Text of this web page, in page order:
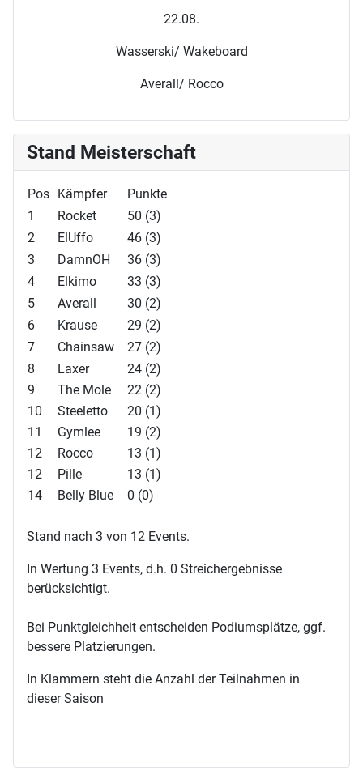
22.08.
Wasserski/ Wakeboard
Averall/ Rocco
Stand Meisterschaft
Pos Kämpfer
Punkte
1
Rocket
50 (3)
2
ElUffo
46 (3)
3
DamnOH
36 (3)
4
Elkimo
33 (3)
5
Averall
30 (2)
6
Krause
29 (2)
7
Chainsaw
27 (2)
8
Laxer
24 (2)
9
The Mole
22 (2)
10
Steeletto
20 (1)
11
Gymlee
19 (2)
12
Rocco
13 (1)
12
Pille
13 (1)
14
Belly Blue 0 (0)
Stand nach 3 von 12 Events.
In Wertung 3 Events, d.h. 0 Streichergebnisse
berücksichtigt.
Bei Punktgleichheit entscheiden Podiumsplätze, ggf.
bessere Platzierungen.
In Klammern steht die Anzahl der Teilnahmen in
dieser Saison